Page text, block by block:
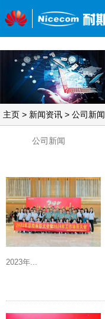
主页 > 新闻资讯 > 公司新闻
公司新闻
2023年...